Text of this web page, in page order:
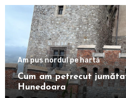
Am pus nordul pe hartă
Cum am petrecut
Hunedoara